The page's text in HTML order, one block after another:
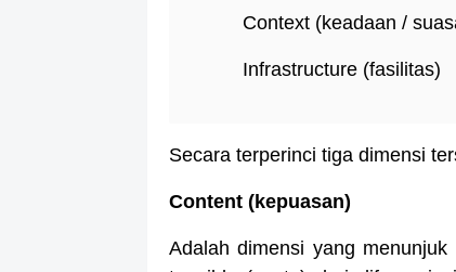
Context (keadaan /
Infrastructure (fasilitas)
Secara terperinci tiga dimensi
Content (kepuasan)
Adalah dimensi yang